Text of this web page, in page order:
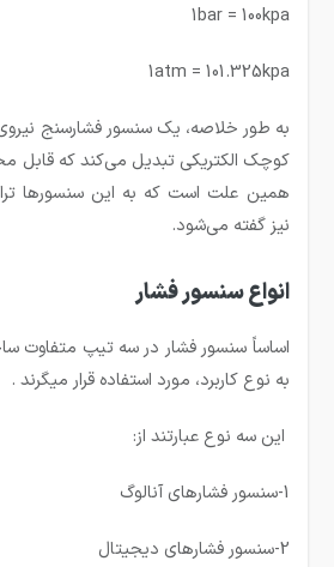
1bar = 100kpa
1atm = 101.325kpa
به طور خلاصه، یک سنسور فشارسنج
کوچک الکتریکی تبدیل می‌کند که قابل
همین علت است که به این سنسورها
نیز گفته می‌شود.
انواع سنسور فشار
اساساً سنسور فشار در سه تیپ متفاوت
به نوع کاربرد، مورد استفاده قرار میگرند .
این سه نوع عبارتند از:
1-سنسور فشارهای آنالوگ
2-سنسور فشارهای دیجیتال